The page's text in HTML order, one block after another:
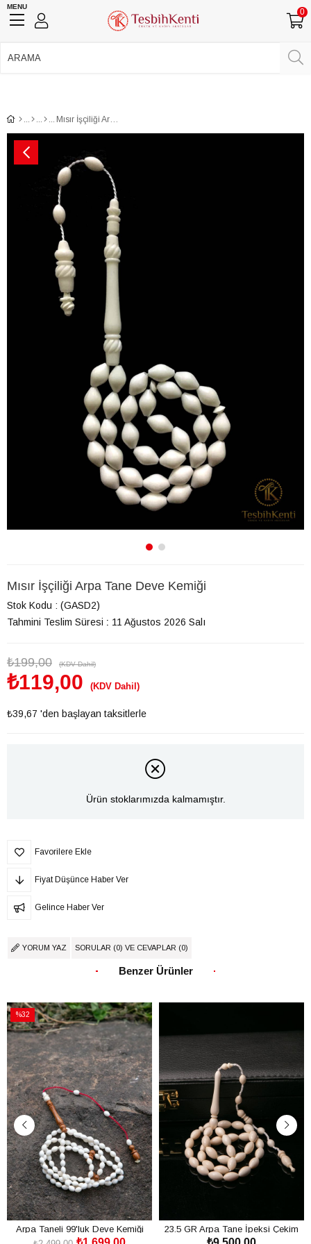
MENU
0
Mısır İşçiliği Arpa Tane Deve Kemiği
Mısır İşçiliği Arpa Tane Deve Kemiği
Stok Kodu
(GASD2)
Tahmini Teslim Süresi : 11 Ağustos 2026 Salı
₺199,00 (KDV Dahil)
₺119,00 (KDV Dahil)
₺39,67 'den başlayan taksitlerle
Ürün stoklarımızda kalmamıştır.
Favorilere Ekle
Fiyat Düşünce Haber Ver
Gelince Haber Ver
YORUM YAZ SORULAR (0) VE CEVAPLAR (0)
Benzer Ürünler
%32
İndirim
%32İndirim
Arpa Taneli 99'luk Deve Kemiği
23.5 GR Arpa Tane İpeksi Çekim